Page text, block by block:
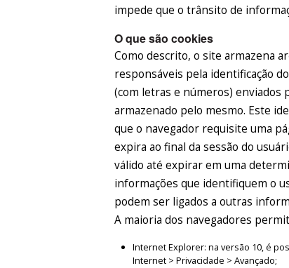
impede que o trânsito de
O que são cookies
Como descrito, o site armazena
responsáveis pela identificação
(com letras e números) enviados
armazenado pelo mesmo. Este
que o navegador requisite uma
expira ao final da sessão do
válido até expirar em uma
informações que identifiquem o
podem ser ligados a outras
A maioria dos navegadores
Internet Explorer: na versão 10, é
Internet > Privacidade > Avançado;